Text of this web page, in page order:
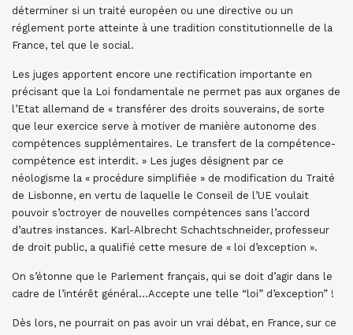
déterminer si un traité européen ou une directive ou un
réglement porte atteinte à une tradition constitutionnelle de la
France, tel que le social.
Les juges apportent encore une rectification importante en
précisant que la Loi fondamentale ne permet pas aux organes de
l’Etat allemand de « transférer des droits souverains, de sorte
que leur exercice serve à motiver de manière autonome des
compétences supplémentaires. Le transfert de la compétence-
compétence est interdit. » Les juges désignent par ce
néologisme la « procédure simplifiée » de modification du Traité
de Lisbonne, en vertu de laquelle le Conseil de l’UE voulait
pouvoir s’octroyer de nouvelles compétences sans l’accord
d’autres instances. Karl-Albrecht Schachtschneider, professeur
de droit public, a qualifié cette mesure de « loi d’exception ».
On s’étonne que le Parlement français, qui se doit d’agir dans le
cadre de l’intérêt général…Accepte une telle “loi” d’exception” !
Dès lors, ne pourrait on pas avoir un vrai débat, en France, sur ce